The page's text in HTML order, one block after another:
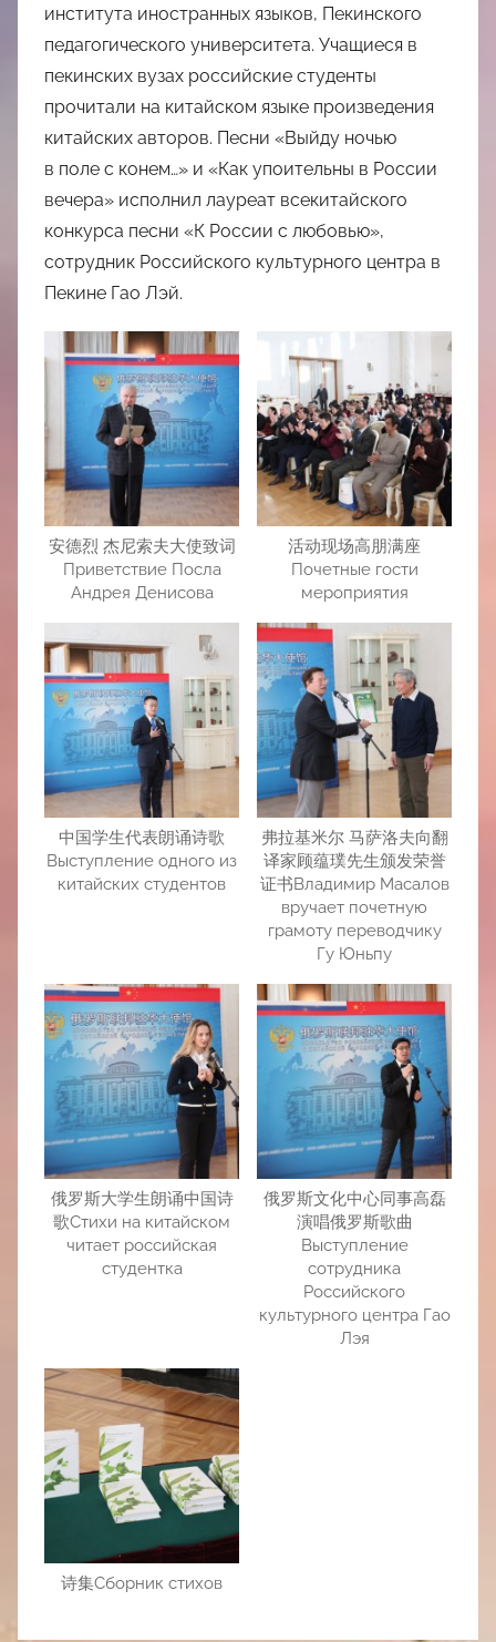
института иностранных языков, Пекинского
педагогического университета. Учащиеся в
пекинских вузах российские студенты
прочитали на китайском языке произведения
китайских авторов. Песни «Выйду ночью
в поле с конем…» и «Как упоительны в России
вечера» исполнил лауреат всекитайского
конкурса песни «К России с любовью»,
сотрудник Российского культурного центра в
Пекине Гао Лэй.
安德烈 杰尼索夫大使致词
Приветствие Посла
Андрея Денисова
活动现场高朋满座
Почетные гости
мероприятия
中国学生代表朗诵诗歌
Выступление одного из
китайских студентов
弗拉基米尔 马萨洛夫向翻
译家顾蕴璞先生颁发荣誉
证书Владимир Масалов
вручает почетную
грамоту переводчику
Гу Юньпу
俄罗斯大学生朗诵中国诗
歌Стихи на китайском
читает российская
студентка
俄罗斯文化中心同事高磊
演唱俄罗斯歌曲
Выступление
сотрудника
Российского
культурного центра Гао
Лэя
诗集Сборник стихов